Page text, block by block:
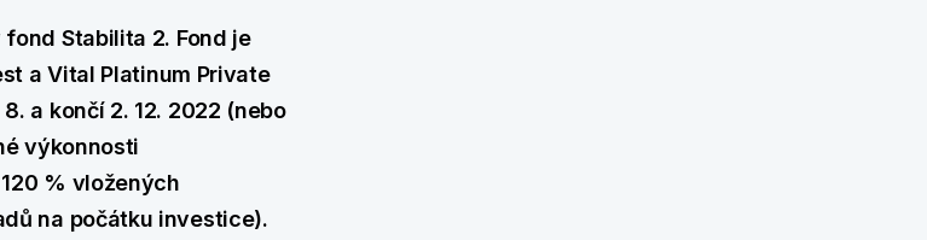
Stabilita 2. Fond je
a Vital Platinum Private
a končí 2. 12. 2022 (nebo
výkonnosti
% vložených
na počátku investice).